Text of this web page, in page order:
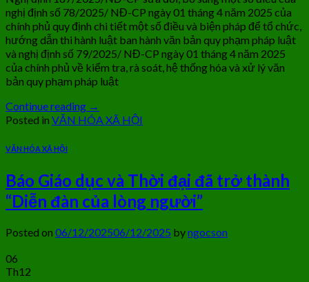
nghị định số 78/2025/ NĐ-CP ngày 01 tháng 4 năm 2025 của
chính phủ quy định chi tiết một số điều và biện pháp để tổ chức,
hướng dẫn thi hành luật ban hành văn bản quy phạm pháp luật
và nghị định số 79/2025/ NĐ-CP ngày 01 tháng 4 năm 2025
của chính phủ về kiểm tra, rà soát, hệ thống hóa và xử lý văn
bản quy phạm pháp luật
Continue reading →
Posted in VĂN HÓA XÃ HỘI
VĂN HÓA XÃ HỘI
Báo Giáo dục và Thời đại đã trở thành
“Diễn đàn của lòng người”
Posted on 06/12/202506/12/2025 byngocson
06
Th12